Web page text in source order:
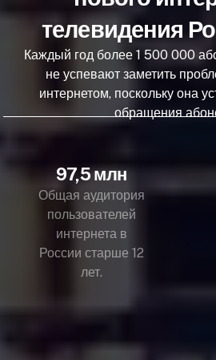
телевидения
Каждый год более 1 500 000
не успевают заметить
интернетом, поскольку она
обращения
97,5 млн
Общая аудитория
пользователей
интернета в
России старше 12
лет.